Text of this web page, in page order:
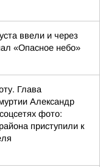
ввели и через
«Опасное небо»
Глава
Александр
фото:
приступили к